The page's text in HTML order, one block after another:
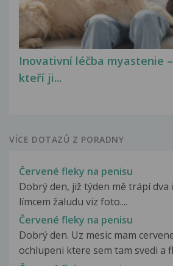
Inovativní léčba myastenie
kteří ji...
VÍCE DOTAZŮ Z PORADNY
Červené fleky na penisu
Dobrý den, již týden mě trápí dva
límcem žaludu viz foto....
Červené fleky na penisu
Dobrý den. Uz mesic mam
ochlupeni ktere sem tam svedi a